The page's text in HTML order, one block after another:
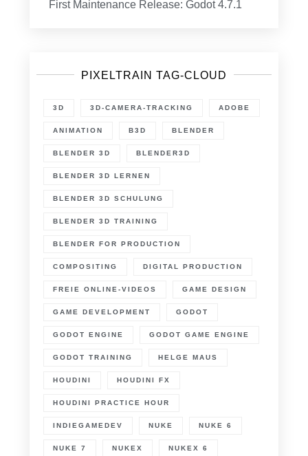
First Maintenance Release: Godot 4.7.1
PIXELTRAIN TAG-CLOUD
3D 3D-CAMERA-TRACKING ADOBE
ANIMATION B3D BLENDER
BLENDER 3D BLENDER3D
BLENDER 3D LERNEN
BLENDER 3D SCHULUNG
BLENDER 3D TRAINING
BLENDER FOR PRODUCTION
COMPOSITING DIGITAL PRODUCTION
FREIE ONLINE-VIDEOS GAME DESIGN
GAME DEVELOPMENT GODOT
GODOT ENGINE GODOT GAME ENGINE
GODOT TRAINING HELGE MAUS
HOUDINI HOUDINI FX
HOUDINI PRACTICE HOUR
INDIEGAMEDEV NUKE NUKE 6
NUKE 7 NUKEX NUKEX 6